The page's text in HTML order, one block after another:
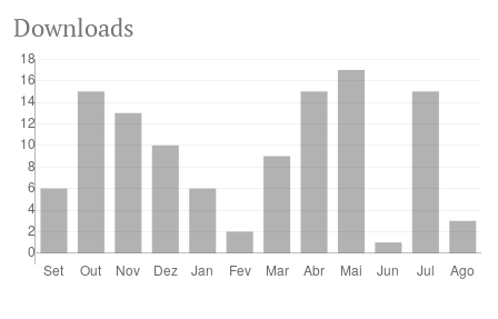
Downloads